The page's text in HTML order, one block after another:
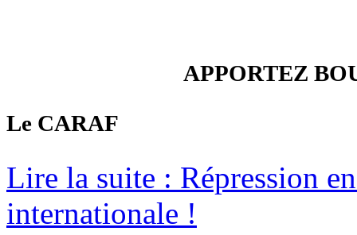
APPORTEZ
Le CARAF
Lire la suite : Répression
internationale !